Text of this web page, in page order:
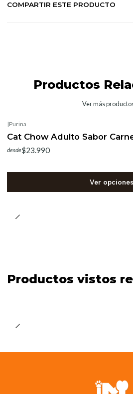
COMPARTIR ESTE PRODUCTO
Productos
Ver más
|Purina
Cat Chow Adulto Sabor
desde$23.990
Ver opciones
Productos vistos